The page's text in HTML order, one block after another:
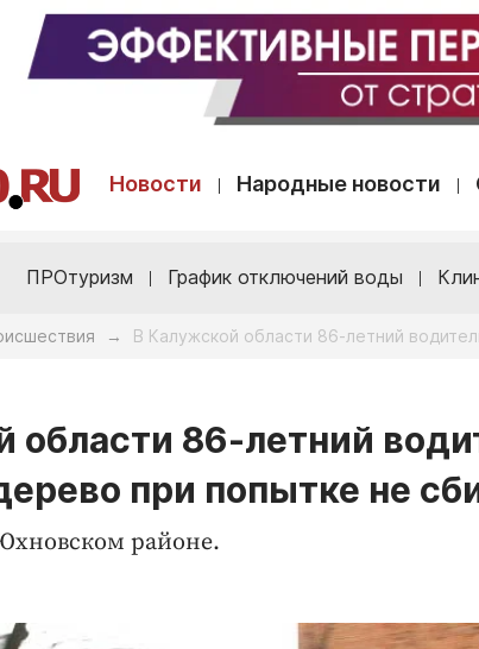
Новости Народные новости
ПРОтуризм График отключений воды
→ В Калужской области 86-летний
области 86-летний
при попытке не
районе.